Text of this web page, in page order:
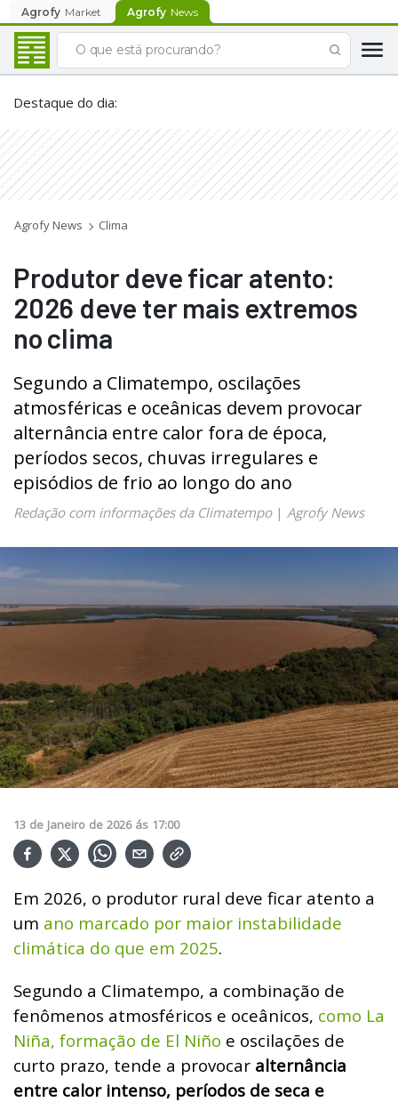
Agrofy Market Agrofy News
Destaque do dia:
Agrofy News Clima
Produtor deve ficar atento:
2026 deve ter mais extremos
no clima
Segundo a Climatempo, oscilações
atmosféricas e oceânicas devem provocar
alternância entre calor fora de época,
períodos secos, chuvas irregulares e
episódios de frio ao longo do ano
Redação com informações da Climatempo| Agrofy News
13 de Janeiro de 2026 ás 17:00
Em 2026, o produtor rural deve ficar atento a
um ano marcado por maior instabilidade
climática do que em 2025.
Segundo a Climatempo, a combinação de
fenômenos atmosféricos e oceânicos, como La
Niña, formação de El Niño e oscilações de
curto prazo, tende a provocar alternância
entre calor intenso, períodos de seca e